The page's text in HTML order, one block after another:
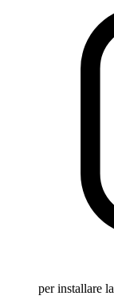
per installare